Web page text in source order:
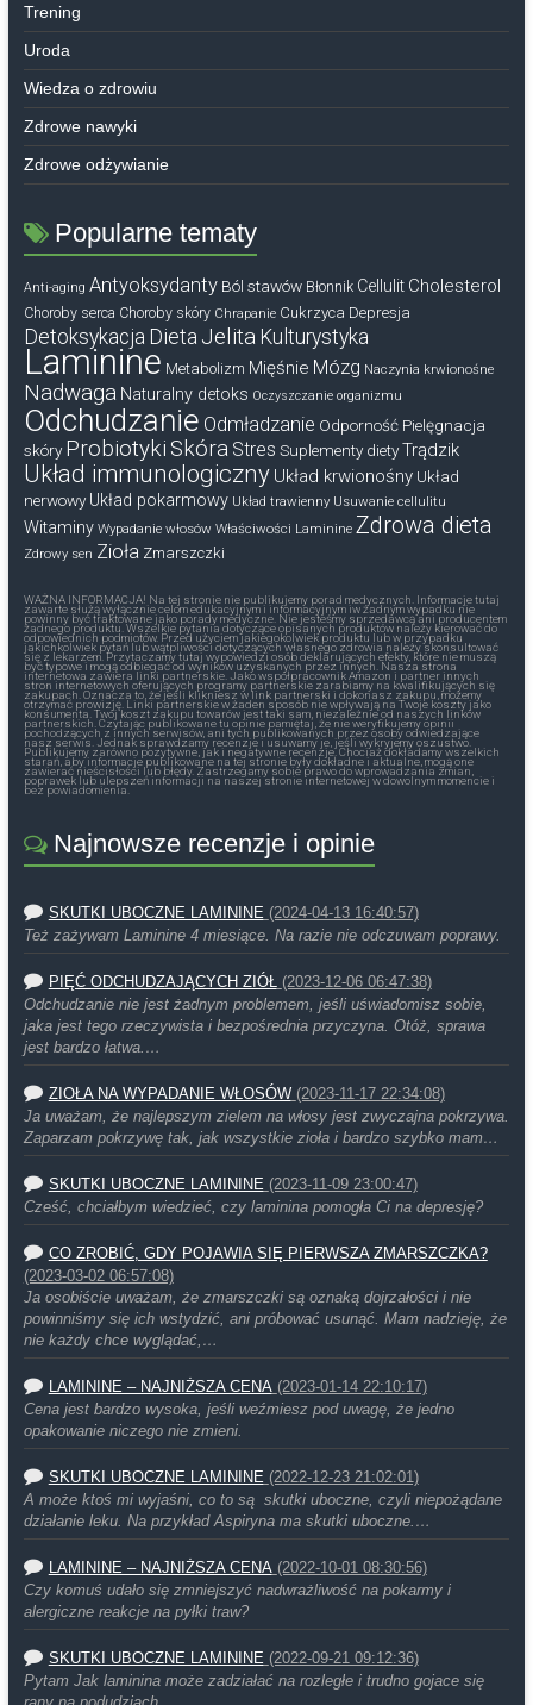
Trening
Uroda
Wiedza o zdrowiu
Zdrowe nawyki
Zdrowe odżywianie
Popularne tematy
Anti-aging Antyoksydanty Ból stawów Błonnik Cellulit Cholesterol
Choroby serca Choroby skóry Chrapanie Cukrzyca Depresja
Detoksykacja Dieta Jelita Kulturystyka
Laminine Metabolizm Mięśnie Mózg Naczynia krwionośne
Nadwaga Naturalny detoks Oczyszczanie organizmu
Odchudzanie Odmładzanie Odporność Pielęgnacja
skóry Probiotyki Skóra Stres Suplementy diety Trądzik
Układ immunologiczny Układ krwionośny Układ
nerwowy Układ pokarmowy Układ trawienny Usuwanie cellulitu
Witaminy Wypadanie włosów Właściwości Laminine Zdrowa dieta
Zdrowy sen Zioła Zmarszczki
WAŻNA INFORMACJA! Na tej stronie nie publikujemy porad medycznych. Informacje tutaj
zawarte służą wyłącznie celom edukacyjnym i informacyjnym iw żadnym wypadku nie
powinny być traktowane jako porady medyczne. Nie jesteśmy sprzedawcą ani producentem
żadnego produktu. Wszelkie pytania dotyczące opisanych produktów należy kierować do
odpowiednich podmiotów. Przed użyciem jakiegokolwiek produktu lub w przypadku
jakichkolwiek pytań lub wątpliwości dotyczących własnego zdrowia należy skonsultować
się z lekarzem. Przytaczamy tutaj wypowiedzi osób deklarujących efekty, które nie muszą
być typowe i mogą odbiegać od wyników uzyskanych przez innych. Nasza strona
internetowa zawiera linki partnerskie. Jako współpracownik Amazon i partner innych
stron internetowych oferujących programy partnerskie zarabiamy na kwalifikujących się
zakupach. Oznacza to, że jeśli klikniesz w link partnerski i dokonasz zakupu, możemy
otrzymać prowizję. Linki partnerskie w żaden sposób nie wpływają na Twoje koszty jako
konsumenta. Twój koszt zakupu towarów jest taki sam, niezależnie od naszych linków
partnerskich. Czytając publikowane tu opinie pamiętaj, że nie weryfikujemy opinii
pochodzących z innych serwisów, ani tych publikowanych przez osoby odwiedzające
nasz serwis. Jednak sprawdzamy recenzje i usuwamy je, jeśli wykryjemy oszustwo.
Publikujemy zarówno pozytywne, jak i negatywne recenzje. Chociaż dokładamy wszelkich
starań, aby informacje publikowane na tej stronie były dokładne i aktualne, mogą one
zawierać nieścisłości lub błędy. Zastrzegamy sobie prawo do wprowadzania zmian,
poprawek lub ulepszeń informacji na naszej stronie internetowej w dowolnym momencie i
bez powiadomienia.
Najnowsze recenzje i opinie
SKUTKI UBOCZNE LAMININE (2024-04-13 16:40:57)
Też zażywam Laminine 4 miesiące. Na razie nie odczuwam poprawy.
PIĘĆ ODCHUDZAJĄCYCH ZIÓŁ (2023-12-06 06:47:38)
Odchudzanie nie jest żadnym problemem, jeśli uświadomisz sobie,
jaka jest tego rzeczywista i bezpośrednia przyczyna. Otóż, sprawa
jest bardzo łatwa.…
ZIOŁA NA WYPADANIE WŁOSÓW (2023-11-17 22:34:08)
Ja uważam, że najlepszym zielem na włosy jest zwyczajna pokrzywa.
Zaparzam pokrzywę tak, jak wszystkie zioła i bardzo szybko mam…
SKUTKI UBOCZNE LAMININE (2023-11-09 23:00:47)
Cześć, chciałbym wiedzieć, czy laminina pomogła Ci na depresję?
CO ZROBIĆ, GDY POJAWIA SIĘ PIERWSZA ZMARSZCZKA?
(2023-03-02 06:57:08)
Ja osobiście uważam, że zmarszczki są oznaką dojrzałości i nie
powinniśmy się ich wstydzić, ani próbować usunąć. Mam nadzieję, że
nie każdy chce wyglądać,…
LAMININE – NAJNIŻSZA CENA (2023-01-14 22:10:17)
Cena jest bardzo wysoka, jeśli weźmiesz pod uwagę, że jedno
opakowanie niczego nie zmieni.
SKUTKI UBOCZNE LAMININE (2022-12-23 21:02:01)
A może ktoś mi wyjaśni, co to są skutki uboczne, czyli niepożądane
działanie leku. Na przykład Aspiryna ma skutki uboczne.…
LAMININE – NAJNIŻSZA CENA (2022-10-01 08:30:56)
Czy komuś udało się zmniejszyć nadwrażliwość na pokarmy i
alergiczne reakcje na pyłki traw?
SKUTKI UBOCZNE LAMININE (2022-09-21 09:12:36)
Pytam Jak laminina może zadziałać na rozległe i trudno gojace się